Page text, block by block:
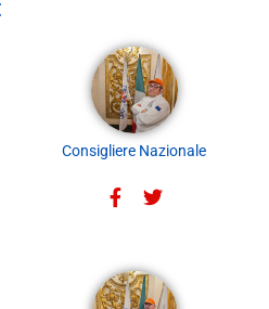
Consigliere Nazionale